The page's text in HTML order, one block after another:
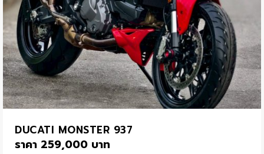
DUCATI MONSTER 937
ราคา 259,000 บาท